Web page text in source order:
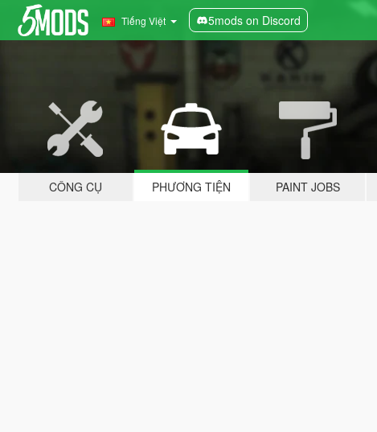
Tiếng Việt 5mods on Discord
CÔNG CỤ PHƯƠNG TIỆN PAINT JOBS